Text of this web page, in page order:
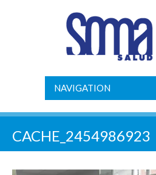
NAVIGATION
CACHE_2454986923